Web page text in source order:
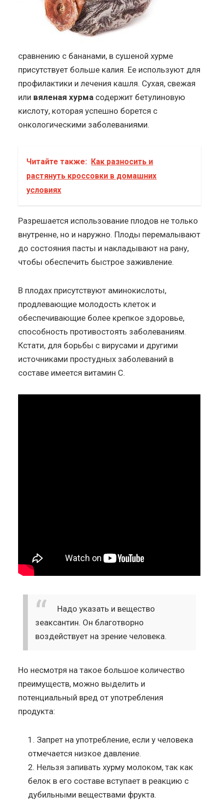
сравнению с бананами, в сушеной хурме
присутствует больше калия. Ее используют для
профилактики и лечения кашля. Сухая, свежая
или вяленая хурма содержит бетулиновую
кислоту, которая успешно борется с
онкологическими заболеваниями.
Читайте также: Как разносить и
растянуть кроссовки в домашних
условиях
Разрешается использование плодов не только
внутренне, но и наружно. Плоды перемалывают
до состояния пасты и накладывают на рану,
чтобы обеспечить быстрое заживление.
В плодах присутствуют аминокислоты,
продлевающие молодость клеток и
обеспечивающие более крепкое здоровье,
способность противостоять заболеваниям.
Кстати, для борьбы с вирусами и другими
источниками простудных заболеваний в
составе имеется витамин C.
Надо указать и вещество
зеаксантин. Он благотворно
воздействует на зрение человека.
Но несмотря на такое большое количество
преимуществ, можно выделить и
потенциальный вред от употребления
продукта:
Запрет на употребление, если у человека
отмечается низкое давление.
Нельзя запивать хурму молоком, так как
белок в его составе вступает в реакцию с
дубильными веществами фрукта.